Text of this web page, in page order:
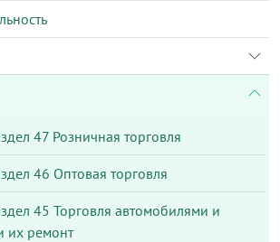
47 Розничная торговля
46 Оптовая торговля
45 Торговля автомобилями и
их ремонт